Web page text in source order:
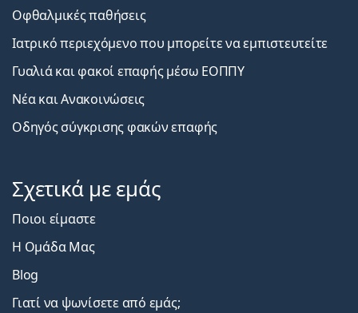
Οφθαλμικές παθήσεις
Ιατρικό περιεχόμενο που μπορείτε να εμπιστευτείτε
Γυαλιά και φακοί επαφής μέσω ΕΟΠΠΥ
Νέα και Ανακοινώσεις
Οδηγός σύγκρισης φακών επαφής
Σχετικά με εμάς
Ποιοι είμαστε
Η Ομάδα Μας
Blog
Γιατί να ψωνίσετε από εμάς;